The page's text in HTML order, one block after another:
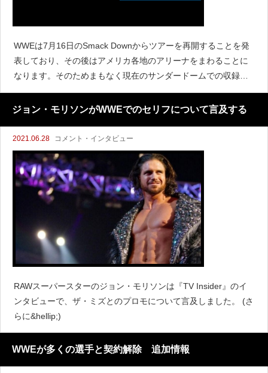
WWEは7月16日のSmack Downからツアーを再開することを発
表しており、その後はアメリカ各地のアリーナをまわることに
なります。そのためまもなく現在のサンダードームでの収録を
終えることになりますが、『WrestleVotes』によると、サンダ
ードームでの最後のライブショーは7月9日のS
ジョン・モリソンがWWEでのセリフについて言及する
2021.06.28 コメント・インタビュー
RAWスーパースターのジョン・モリソンは『TV Insider』のイ
ンタビューで、ザ・ミズとのプロモについて言及しました。 (さ
らに&hellip;)
WWEが多くの選手と契約解除 追加情報